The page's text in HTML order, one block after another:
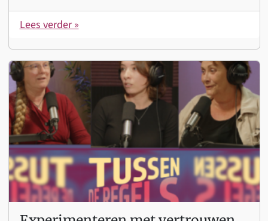
Lees verder »